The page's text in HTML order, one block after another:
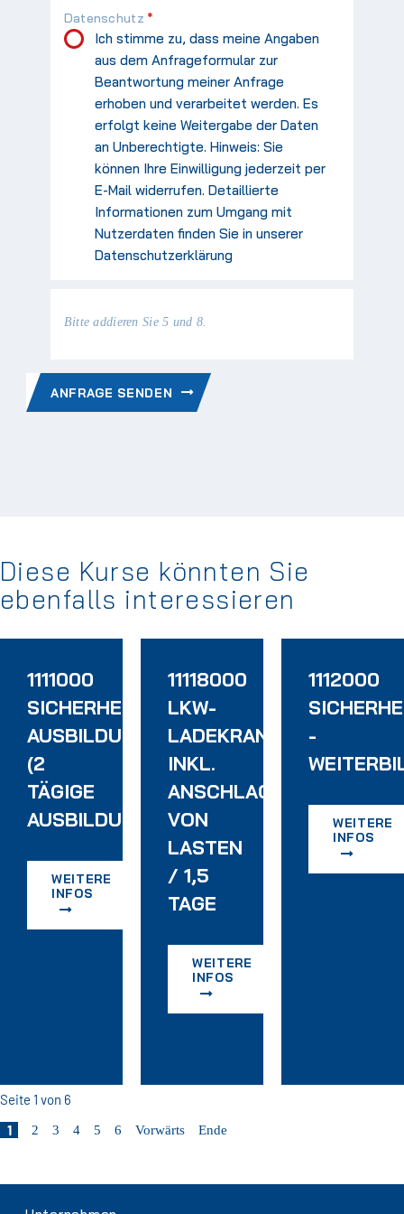
Pflichtfeld
Datenschutz *
Ich stimme zu, dass meine Angaben
aus dem Anfrageformular zur
Beantwortung meiner Anfrage
erhoben und verarbeitet werden. Es
erfolgt keine Weitergabe der Daten
an Unberechtigte. Hinweis: Sie
können Ihre Einwilligung jederzeit per
E-Mail widerrufen. Detaillierte
Informationen zum Umgang mit
Nutzerdaten finden Sie in unserer
Datenschutzerklärung
Bitte addieren Sie 5 und 8.
ANFRAGE SENDEN
Diese Kurse könnten Sie
ebenfalls interessieren
1111000
SICHERHEITSBEAUFTRAGTEN
AUSBILDUNG
(2
TÄGIGE
AUSBILDUNG)
WEITERE
INFOS
11118000
LKW-
INKL.
ANSCHLAGEN
VON
LASTEN
/ 1,5
TAGE
WEITERE
INFOS
1112000
-
WEITERE
INFOS
Seite 1 von 6
1
2 3 4 5 6 Vorwärts Ende